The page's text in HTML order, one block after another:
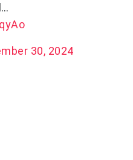
30, 2024